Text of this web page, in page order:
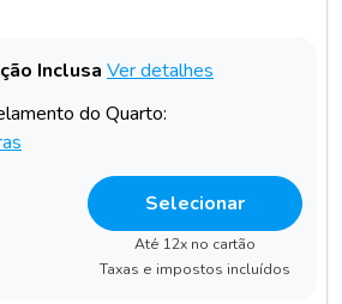
Inclusa Ver detalhes
do Quarto:
Selecionar
Até 12x no cartão
Taxas e impostos incluídos